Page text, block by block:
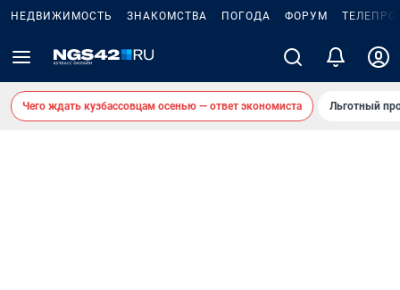
НЕДВИЖИМОСТЬ ЗНАКОМСТВА ПОГОДА ФОРУМ
Чего ждать кузбассовцам осенью — ответ экономиста Льготный